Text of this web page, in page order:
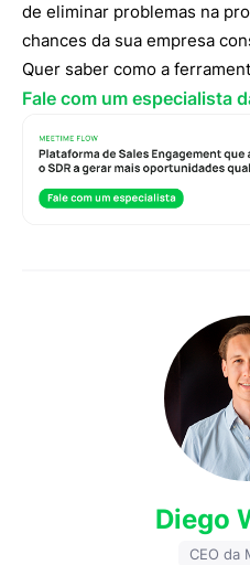
de eliminar problemas na
chances da sua empresa
Quer saber como a
Fale com um especialista
Diego
CEO da